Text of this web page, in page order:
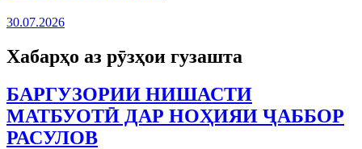
30.07.2026
Хабарҳо аз рӯзҳои гузашта
БАРГУЗОРИИ НИШАСТИ
МАТБУОТӢ ДАР НОҲИЯИ ҶАББОР
РАСУЛОВ